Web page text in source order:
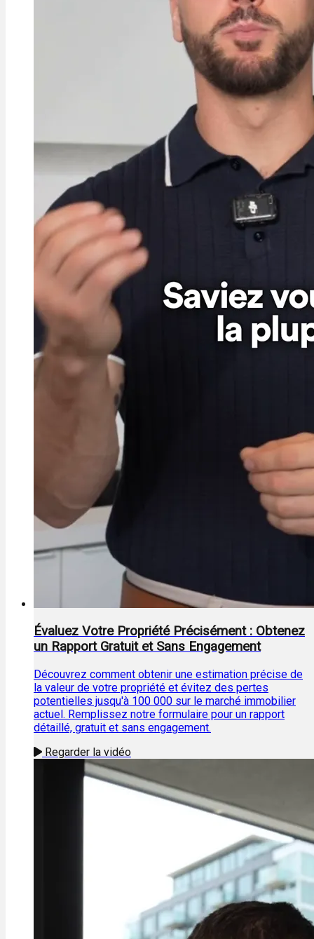
Évaluez Votre Propriété Précisément : Obtenez
un Rapport Gratuit et Sans Engagement
Découvrez comment obtenir une estimation précise de
la valeur de votre propriété et évitez des pertes
potentielles jusqu'à 100 000 sur le marché immobilier
actuel. Remplissez notre formulaire pour un rapport
détaillé, gratuit et sans engagement.
Regarder la vidéo